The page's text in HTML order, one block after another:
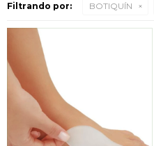
Filtrando por: BOTIQUÍN